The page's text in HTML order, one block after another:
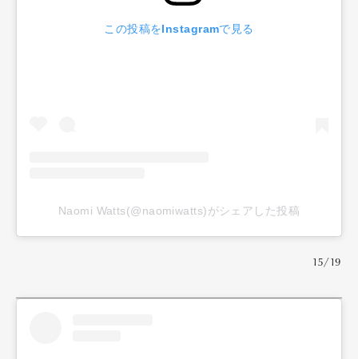
この投稿をInstagramで見る
Naomi Watts(@naomiwatts)がシェアした投稿
15/19